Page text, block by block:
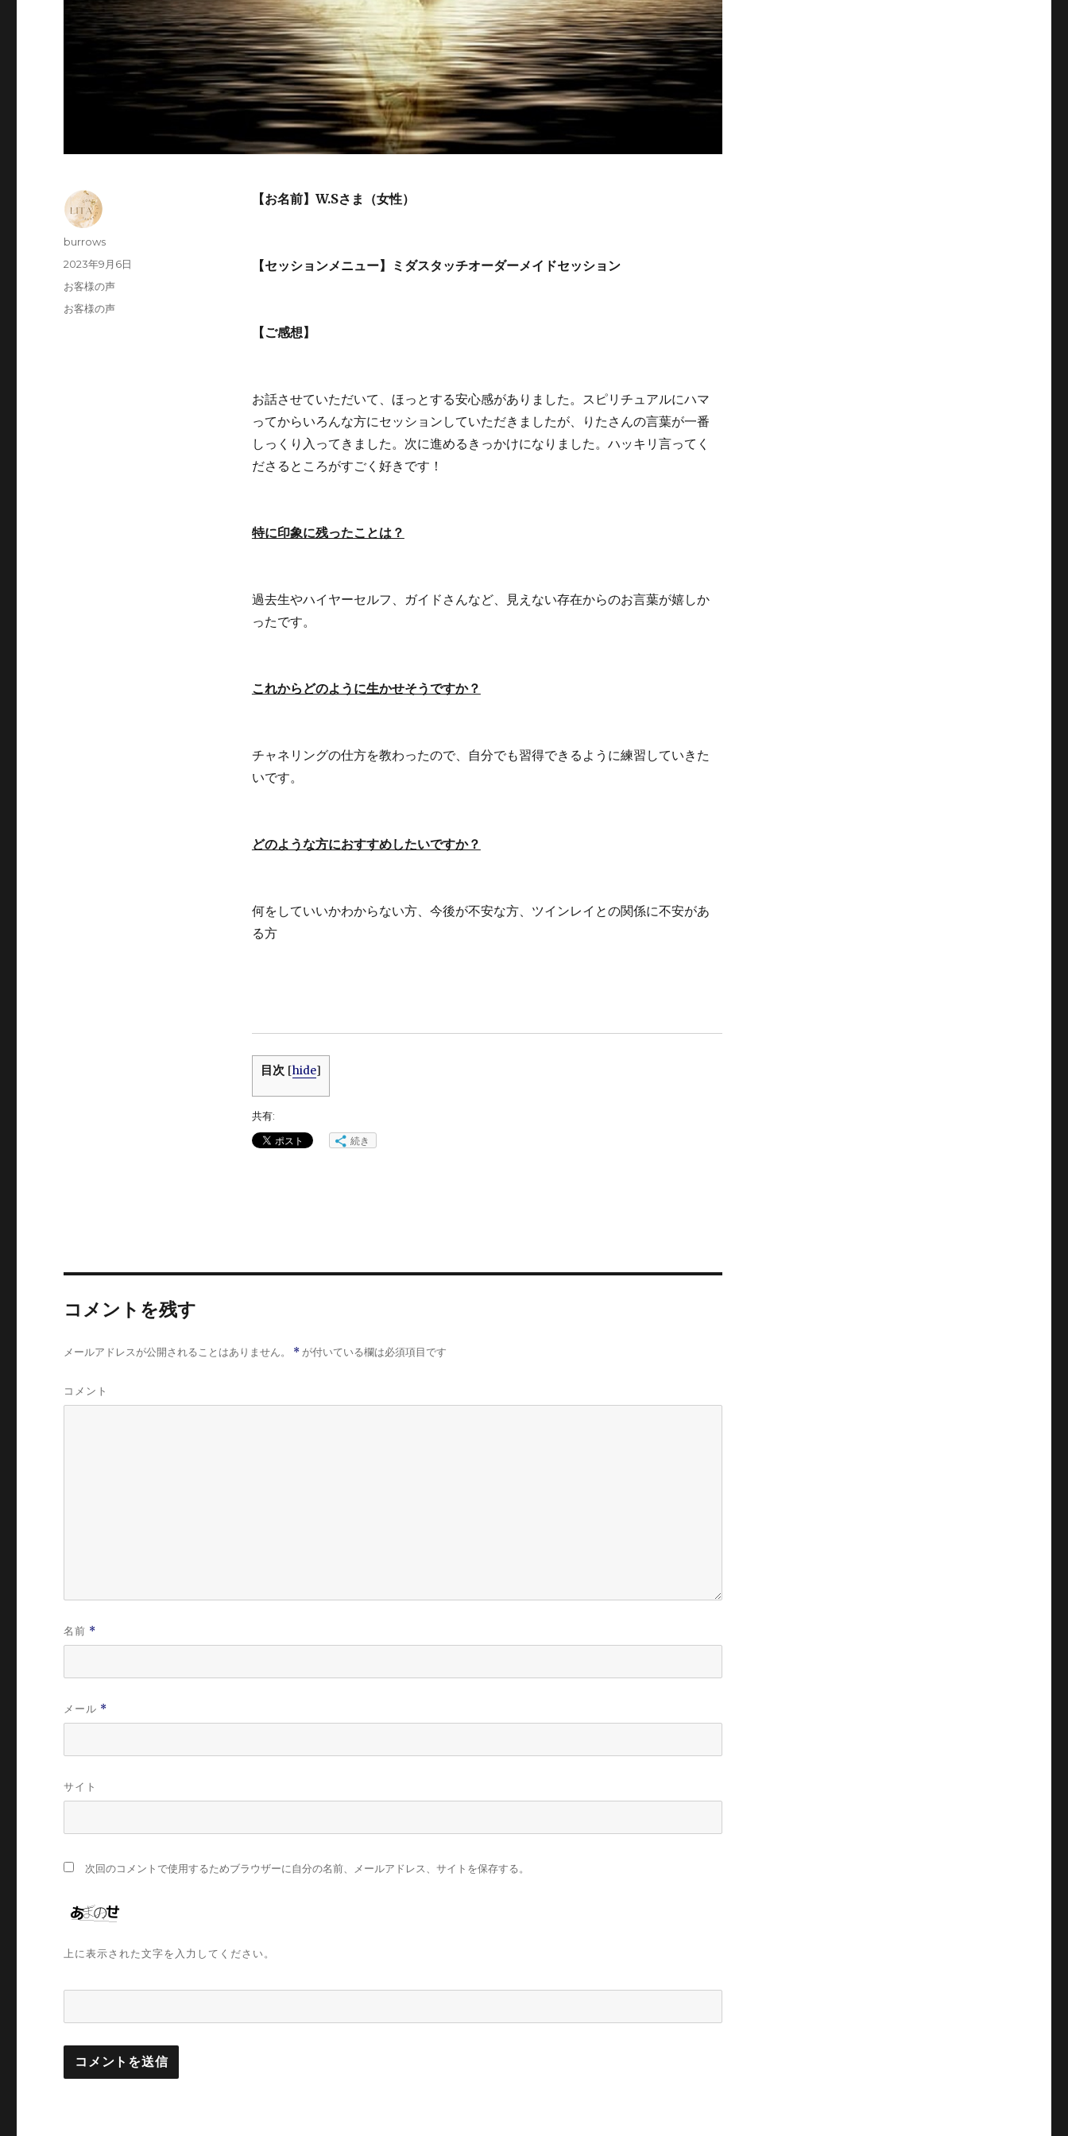
【お名前】W.Sさま（女性）
【セッションメニュー】ミダスタッチオーダーメイドセッション
【ご感想】
お話させていただいて、ほっとする安心感がありました。スピリチュアルにハマ
ってからいろんな方にセッションしていただきましたが、りたさんの言葉が一番
しっくり入ってきました。次に進めるきっかけになりました。ハッキリ言ってく
ださるところがすごく好きです！
特に印象に残ったことは？
過去生やハイヤーセルフ、ガイドさんなど、見えない存在からのお言葉が嬉しか
ったです。
これからどのように生かせそうですか？
チャネリングの仕方を教わったので、自分でも習得できるように練習していきた
いです。
どのような方におすすめしたいですか？
何をしていいかわからない方、今後が不安な方、ツインレイとの関係に不安があ
る方
目次 [hide]
共有:
続き
投
burrows
投
稿
2023年9月6日
カ
テ
お客様の声
タ
お客様の声
コメントを残す
メールアドレスが公開されることはありません。 * が付いている欄は必須項目です
コメント
名前 *
メール *
サイト
次回のコメントで使用するためブラウザーに自分の名前、メールアドレス、サイトを保存する。
上に表示された文字を入力してください。